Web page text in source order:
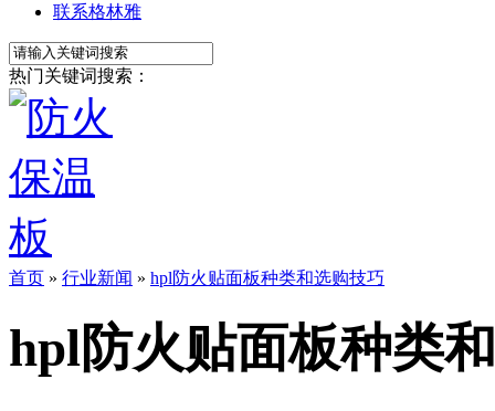
联系格林雅
热门关键词搜索：
首页 » 行业新闻 » hpl防火贴面板种类和选购技巧
hpl防火贴面板种类